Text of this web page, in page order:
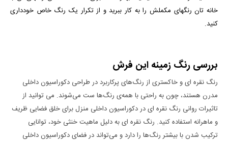
خانه­ تان رنگ­های مکملش را به کار ببرید و از تکرار یک رنگ خاص خودداری
کنید.
بررسی رنگ زمینه این فرش
رنگ نقره ای و خاکستری از رنگ‌های پرکاربرد در طراحی دکوراسیون داخلی
مدرن هستند، چون به راحتی با همه‌ی رنگ‌ها ست می‌شوند. می توانید از
تاثیرات روانی رنگ نقره ای در دکوراسیون داخلی منزل برای خلق فضایی ظریف
و ماهرانه استفاده کنید. رنگ نقره ای به دلیل ماهیت خنثی خود، توانایی
ترکیب شدن با بیشتر رنگ‌ها را دارد و می‌تواند در فضای دکوراسیون داخلی